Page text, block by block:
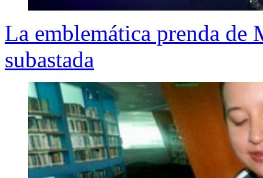
La emblemática prenda de
subastada